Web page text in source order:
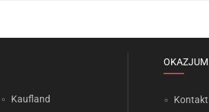
Kaufland Kontakt